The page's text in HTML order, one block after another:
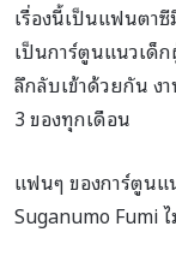
เรื่องนี้เป็นแฟนตา
เป็นการ์ตูนแนวเด็
ลึกลับเข้าด้วยกัน ง
3 ของทุกเดือน
แฟนๆ ของการ์ตูน
Suganumo Fumi